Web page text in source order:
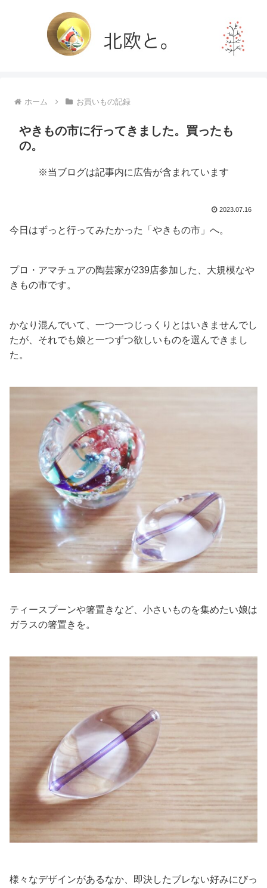
ホーム お買いもの記録
やきもの市に行ってきました。買ったも
の。
※当ブログは記事内に広告が含まれています
2023.07.16
今日はずっと行ってみたかった「やきもの市」へ。
プロ・アマチュアの陶芸家が239店参加した、大規模なや
きもの市です。
かなり混んでいて、一つ一つじっくりとはいきませんでし
たが、それでも娘と一つずつ欲しいものを選んできまし
た。
ティースプーンや箸置きなど、小さいものを集めたい娘は
ガラスの箸置きを。
様々なデザインがあるなか、即決したブレない好みにびっ